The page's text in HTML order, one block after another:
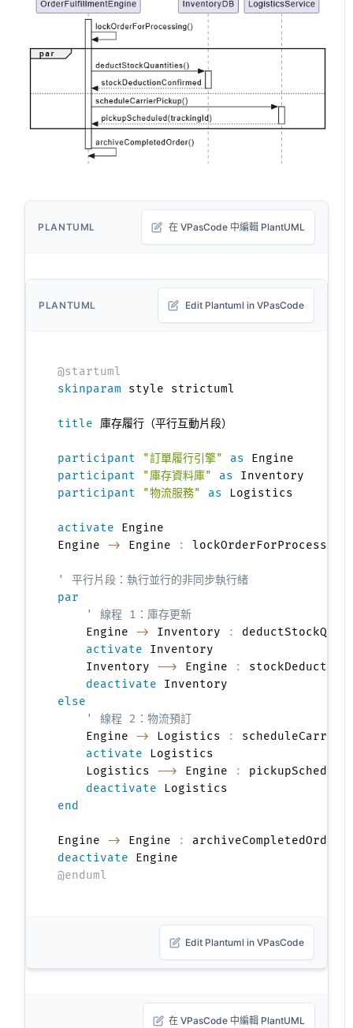
PLANTUML 在 VPasCode 中編輯 PlantUML
PLANTUML Edit Plantuml in VPasCode
@startuml
skinparam style strictuml
title 庫存履行（平行互動片段）
participant "訂單履行引擎" as
participant
"庫存資料庫" as
participant
"物流服務" as Logistics
activate Engine
Engine -> Engine : lockOrderForProcessing
' 平行片段：執行並行的非同步執行緒
par
' 線程 1：庫存更新
    Engine
-> Inventory :
activate Inventory
    Inventory
--> Engine :
deactivate
else
' 線程 2：物流預訂
    Engine
-> Logistics :
activate Logistics
    Logistics
--> Engine :
deactivate
end
Engine -> Engine : archiveCompletedOrder
deactivate
@enduml
Edit Plantuml in VPasCode
在 VPasCode 中編輯 PlantUML